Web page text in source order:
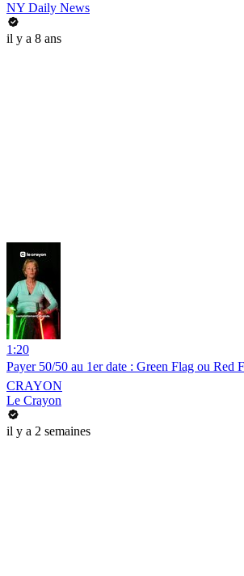
NY Daily News
il y a 8 ans
1:20
Payer 50/50 au 1er date : Green Flag ou Red
CRAYON
Le Crayon
il y a 2 semaines